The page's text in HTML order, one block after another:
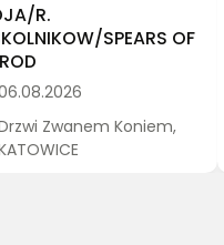
R.
SPEARS OF
Zwanem Koniem,